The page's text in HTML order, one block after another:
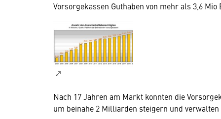
Vorsorgekassen Guthaben von mehr als 3,6
Nach 17 Jahren am Markt konnten die
um beinahe 2 Milliarden steigern und